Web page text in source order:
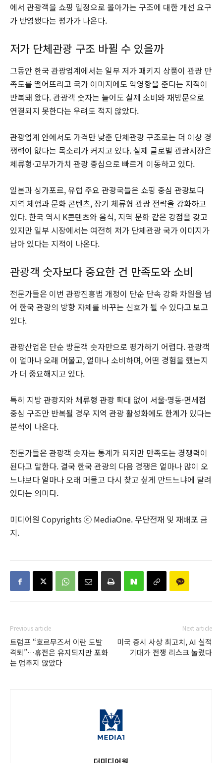
에서 관광객을 쇼핑 일정으로 몰아가는 구조에 대한 개선 요구
가 반영됐다는 평가가 나온다.
저가 단체관광 구조 바뀔 수 있을까
그동안 한국 관광업계에서는 일부 저가 패키지 상품이 관광 만
족도를 떨어뜨리고 국가 이미지에도 악영향을 준다는 지적이
반복돼 왔다. 관광객 숫자는 늘어도 실제 소비와 재방문으로
연결되지 못한다는 우려도 적지 않았다.
관광업계 안에서도 가격만 낮춘 단체관광 구조로는 더 이상 경
쟁력이 없다는 목소리가 커지고 있다. 실제 글로벌 관광시장은
체류형·고부가가치 관광 중심으로 빠르게 이동하고 있다.
일본과 싱가포르, 유럽 주요 관광국들은 쇼핑 중심 관광보다
지역 체험과 문화 콘텐츠, 장기 체류형 관광 전략을 강화하고
있다. 한국 역시 K콘텐츠와 음식, 지역 문화 같은 강점을 갖고
있지만 일부 시장에서는 여전히 저가 단체관광 국가 이미지가
남아 있다는 지적이 나온다.
관광객 숫자보다 중요한 건 만족도와 소비
전문가들은 이번 관광진흥법 개정이 단순 단속 강화 차원을 넘
어 한국 관광의 방향 자체를 바꾸는 신호가 될 수 있다고 보고
있다.
관광산업은 단순 방문객 숫자만으로 평가하기 어렵다. 관광객
이 얼마나 오래 머물고, 얼마나 소비하며, 어떤 경험을 했는지
가 더 중요해지고 있다.
특히 지방 관광지와 체류형 관광 확대 없이 서울·명동·면세점
중심 구조만 반복될 경우 지역 관광 활성화에도 한계가 있다는
분석이 나온다.
전문가들은 관광객 숫자는 통계가 되지만 만족도는 경쟁력이
된다고 말한다. 결국 한국 관광의 다음 경쟁은 얼마나 많이 오
느냐보다 얼마나 오래 머물고 다시 찾고 싶게 만드느냐에 달려
있다는 의미다.
미디어원 Copyrights ⓒ MediaOne. 무단전재 및 재배포 금
지.
Previous article
트럼프 “호르무즈서 이란 도발
격퇴”…휴전은 유지되지만 포화
는 멈추지 않았다
Next article
미국 증시 사상 최고치, AI 실적
기대가 전쟁 리스크 눌렀다